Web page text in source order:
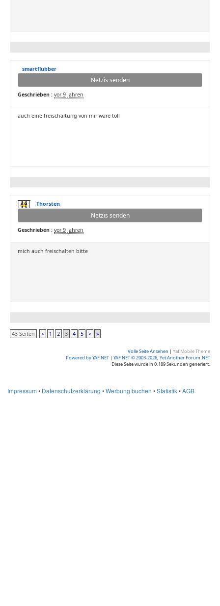
smartflubber
Netzis senden
Geschrieben : vor 9 Jahren
auch eine freischaltung von mir wäre toll
Thorsten
Netzis senden
Geschrieben : vor 9 Jahren
mich auch freischalten bitte
43 Seiten < 1 2 3 4 5 > »
Volle Seite Ansehen | Yaf Mobile Theme
Powered by YAF.NET | YAF.NET © 2003-2026, Yet Another Forum.NET
Diese Seite wurde in 0.189 Sekunden generiert.
Impressum • Datenschutzerklärung •Werbung buchen •Statistik•AGB